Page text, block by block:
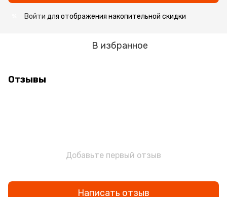
Войти для отображения накопительной скидки
В избранное
Отзывы
Добавьте первый отзыв
Написать отзыв